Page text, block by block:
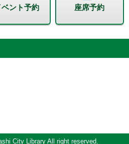
ベント予約 座席予約
City Library All right reserved.